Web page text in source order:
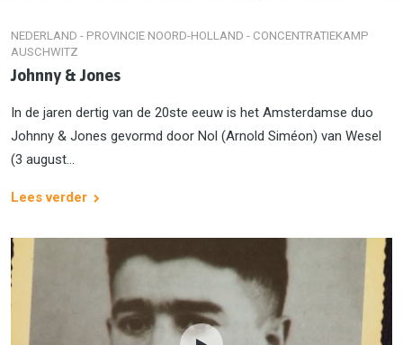
NEDERLAND - PROVINCIE NOORD-HOLLAND - CONCENTRATIEKAMP
AUSCHWITZ
Johnny & Jones
In de jaren dertig van de 20ste eeuw is het Amsterdamse duo
Johnny & Jones gevormd door Nol (Arnold Siméon) van Wesel
(3 august...
Lees verder